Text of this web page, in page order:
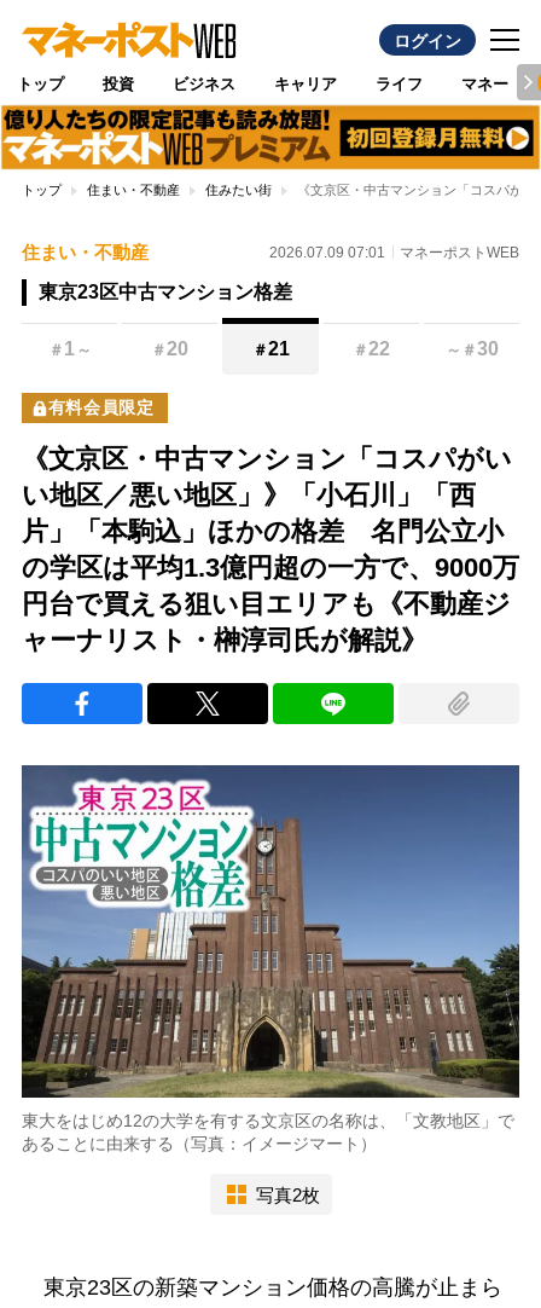
ログイン
トップ 投資 ビジネス キャリア ライフ マネー
トップ 住まい・不動産 住みたい街 《文京区・中古マンション「コスパが
住まい・不動産 2026.07.09 07:01 マネーポストWEB
東京23区中古マンション格差
＃ 1 ～ ＃20 ＃21 ＃22 ～ ＃30
有料会員限定
《文京区・中古マンション「コスパがい
い地区／悪い地区」》「小石川」「西
片」「本駒込」ほかの格差 名門公立小
の学区は平均1.3億円超の一方で、9000万
円台で買える狙い目エリアも《不動産ジ
ャーナリスト・榊淳司氏が解説》
東大をはじめ12の大学を有する文京区の名称は、「文教地区」で
あることに由来する（写真：イメージマート）
写真2枚
東京23区の新築マンション価格の高騰が止まら